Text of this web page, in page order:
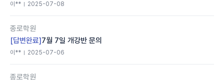
이** 2025-07-08
종로학원
[답변완료] 7월 7일 개강반 문의
이** 2025-07-06
종로학원